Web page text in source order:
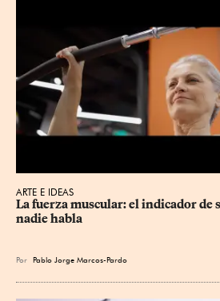
ARTE E IDEAS
La fuerza muscular: el indicador de
nadie habla
Por Pablo Jorge Marcos-Pardo